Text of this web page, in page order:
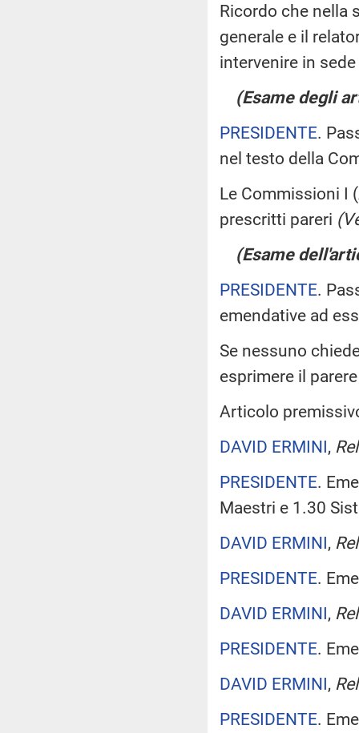
Ricordo che nella
generale e il
intervenire in
(Esame degli
PRESIDENTE.
nel testo della
Le Commissioni I
prescritti pareri
(Esame
PRESIDENTE.
emendative ad
Se nessuno
esprimere il
Articolo
DAVID ERMINI,
PRESIDENTE.
Maestri e 1.30
DAVID ERMINI,
PRESIDENTE.
DAVID ERMINI,
PRESIDENTE.
DAVID ERMINI,
PRESIDENTE.